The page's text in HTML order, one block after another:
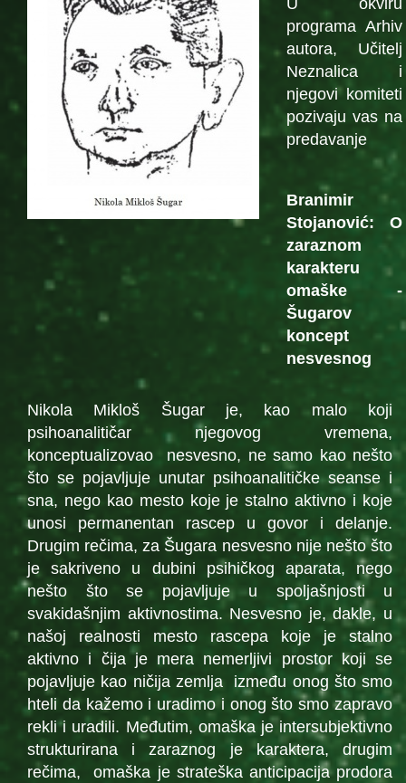
U okviru
programa Arhiv
autora, Učitelj
Neznalica i
njegovi komiteti
pozivaju vas na
predavanje
Branimir
Stojanović: O
zaraznom
karakteru
omaške -
Šugarov
koncept
nesvesnog
Nikola Mikloš Šugar je, kao malo koji
psihoanalitičar njegovog vremena,
konceptualizovao nesvesno, ne samo kao nešto
što se pojavljuje unutar psihoanalitičke seanse i
sna, nego kao mesto koje je stalno aktivno i koje
unosi permanentan rascep u govor i delanje.
Drugim rečima, za Šugara nesvesno nije nešto što
je sakriveno u dubini psihičkog aparata, nego
nešto što se pojavljuje u spoljašnjosti u
svakidašnjim aktivnostima. Nesvesno je, dakle, u
našoj realnosti mesto rascepa koje je stalno
aktivno i čija je mera nemerljivi prostor koji se
pojavljuje kao ničija zemlja između onog što smo
hteli da kažemo i uradimo i onog što smo zapravo
rekli i uradili. Međutim, omaška je intersubjektivno
strukturirana i zaraznog je karaktera, drugim
rečima, omaška je strateška anticipacija prodora